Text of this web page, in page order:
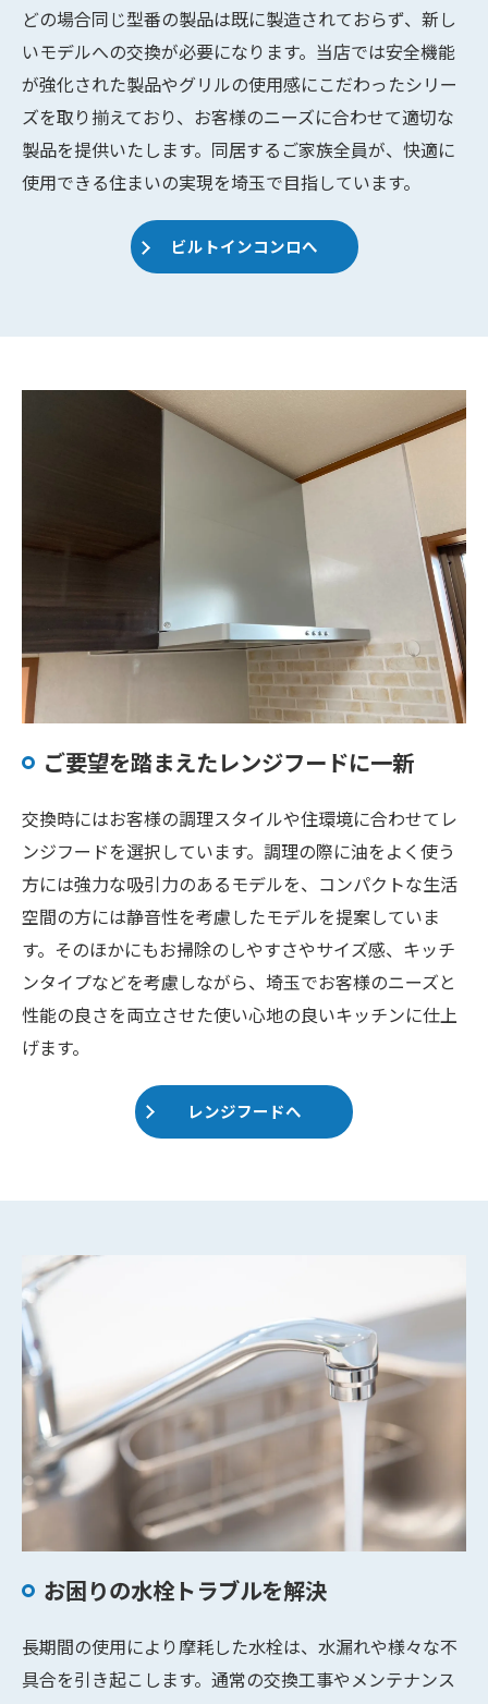
どの場合同じ型番の製品は既に製造されておらず、新し
いモデルへの交換が必要になります。当店では安全機能
が強化された製品やグリルの使用感にこだわったシリー
ズを取り揃えており、お客様のニーズに合わせて適切な
製品を提供いたします。同居するご家族全員が、快適に
使用できる住まいの実現を埼玉で目指しています。
ビルトインコンロへ
ご要望を踏まえたレンジフードに一新
交換時にはお客様の調理スタイルや住環境に合わせてレ
ンジフードを選択しています。調理の際に油をよく使う
方には強力な吸引力のあるモデルを、コンパクトな生活
空間の方には静音性を考慮したモデルを提案していま
す。そのほかにもお掃除のしやすさやサイズ感、キッチ
ンタイプなどを考慮しながら、埼玉でお客様のニーズと
性能の良さを両立させた使い心地の良いキッチンに仕上
げます。
レンジフードへ
お困りの水栓トラブルを解決
長期間の使用により摩耗した水栓は、水漏れや様々な不
具合を引き起こします。通常の交換工事やメンテナンス